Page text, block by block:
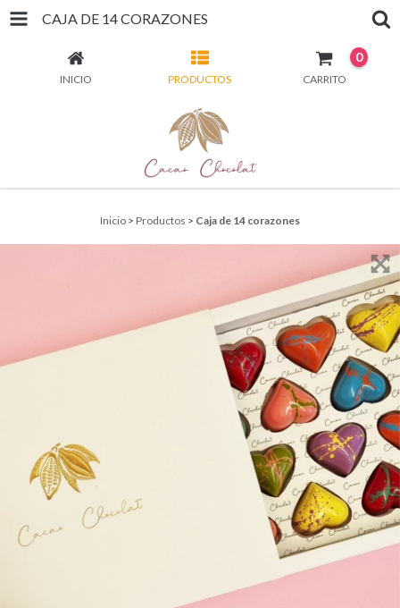
CAJA DE 14 CORAZONES
INICIO PRODUCTOS CARRITO
0
Inicio > Productos > Caja de 14 corazones